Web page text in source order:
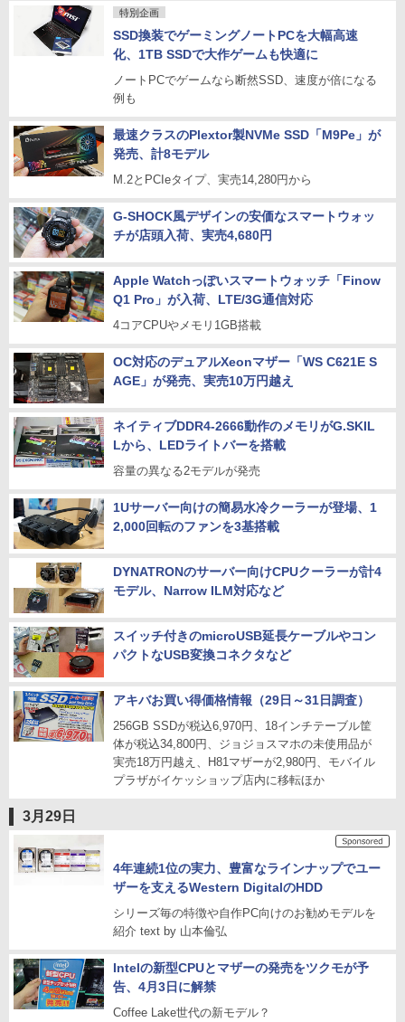
特別企画
SSD換装でゲーミングノートPCを大幅高速
化、1TB SSDで大作ゲームも快適に
ノートPCでゲームなら断然SSD、速度が倍になる
例も
最速クラスのPlextor製NVMe SSD「M9Pe」が
発売、計8モデル
M.2とPCIeタイプ、実売14,280円から
G-SHOCK風デザインの安価なスマートウォッ
チが店頭入荷、実売4,680円
Apple Watchっぽいスマートウォッチ「Finow
Q1 Pro」が入荷、LTE/3G通信対応
4コアCPUやメモリ1GB搭載
OC対応のデュアルXeonマザー「WS C621E S
AGE」が発売、実売10万円越え
ネイティブDDR4-2666動作のメモリがG.SKIL
Lから、LEDライトバーを搭載
容量の異なる2モデルが発売
1Uサーバー向けの簡易水冷クーラーが登場、1
2,000回転のファンを3基搭載
DYNATRONのサーバー向けCPUクーラーが計4
モデル、Narrow ILM対応など
スイッチ付きのmicroUSB延長ケーブルやコン
パクトなUSB変換コネクタなど
アキバお買い得価格情報（29日～31日調査）
256GB SSDが税込6,970円、18インチテーブル筐
体が税込34,800円、ジョジョスマホの未使用品が
実売18万円越え、H81マザーが2,980円、モバイル
プラザがイケッショップ店内に移転ほか
3月29日
4年連続1位の実力、豊富なラインナップでユー
ザーを支えるWestern DigitalのHDD
シリーズ毎の特徴や自作PC向けのお勧めモデルを
紹介 text by 山本倫弘
Intelの新型CPUとマザーの発売をツクモが予
告、4月3日に解禁
Coffee Lake世代の新モデル？